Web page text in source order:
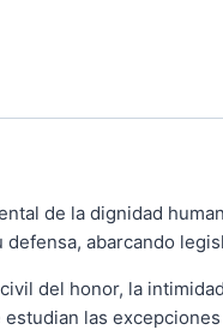
de la dignidad
abarcando
del honor, la
las